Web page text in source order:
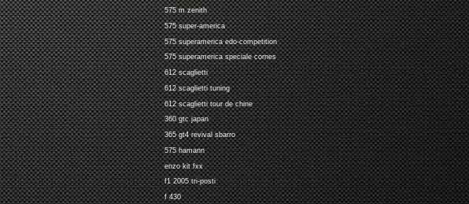
575 m zenith
575 super-america
575 superamerica edo-competition
575 superamerica speciale cornes
612 scaglietti
612 scaglietti tuning
612 scaglietti tour de chine
360 gtc japan
365 gt4 revival sbarro
575 hamann
enzo kit fxx
f1 2005 tri-posti
f 430